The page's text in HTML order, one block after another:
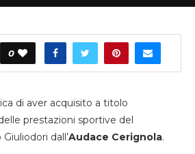
0
di aver acquisito a titolo
prestazioni sportive del
dall’Audace Cerignola.